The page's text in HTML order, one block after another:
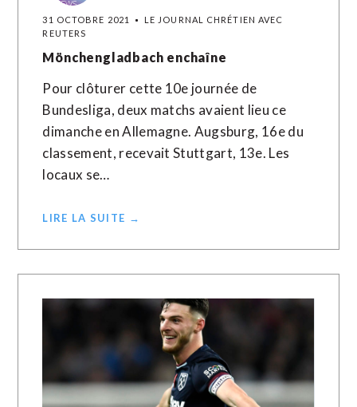
31 OCTOBRE 2021
LE JOURNAL CHRÉTIEN AVEC
REUTERS
Mönchengladbach enchaîne
Pour clôturer cette 10e journée de
Bundesliga, deux matchs avaient lieu ce
dimanche en Allemagne. Augsburg, 16e du
classement, recevait Stuttgart, 13e. Les
locaux se…
LIRE LA SUITE →